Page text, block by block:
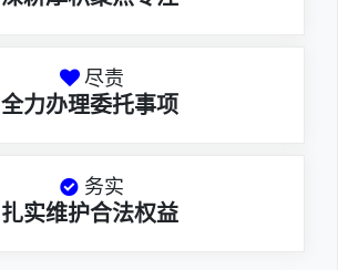
尽责
全力办理委托事项
务实
扎实维护合法权益